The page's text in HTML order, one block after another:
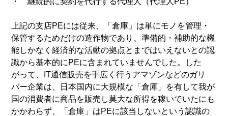
上記の支店PEには従来、「倉庫」は単にモノを管理・
保管するためだけの造作物であり、準備的・補助的な機
能しかなく経済的な活動の拠点とまではいえないとの認
識から基本的にPEに含まれていませんでした。した
がって、IT通信販売を手広く行うアマゾンなどのガリ
バー企業は、日本国内に大規模な「倉庫」を有して我が
国の消費者に商品を販売し莫大な所得を稼いでいたにも
かかわらず、「倉庫」はPEに該当しないという認識の